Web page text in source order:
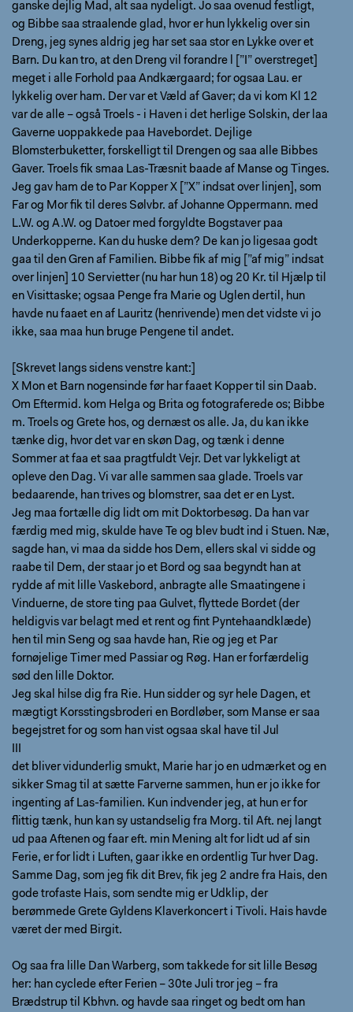
ganske dejlig Mad, alt saa nydeligt. Jo saa ovenud festligt,
og Bibbe saa straalende glad, hvor er hun lykkelig over sin
Dreng, jeg synes aldrig jeg har set saa stor en Lykke over et
Barn. Du kan tro, at den Dreng vil forandre l [”I” overstreget]
meget i alle Forhold paa Andkærgaard; for ogsaa Lau. er
lykkelig over ham. Der var et Væld af Gaver; da vi kom Kl 12
var de alle – også Troels - i Haven i det herlige Solskin, der laa
Gaverne uoppakkede paa Havebordet. Dejlige
Blomsterbuketter, forskelligt til Drengen og saa alle Bibbes
Gaver. Troels fik smaa Las-Træsnit baade af Manse og Tinges.
Jeg gav ham de to Par Kopper X [”X” indsat over linjen], som
Far og Mor fik til deres Sølvbr. af Johanne Oppermann. med
L.W. og A.W. og Datoer med forgyldte Bogstaver paa
Underkopperne. Kan du huske dem? De kan jo ligesaa godt
gaa til den Gren af Familien. Bibbe fik af mig [”af mig” indsat
over linjen] 10 Servietter (nu har hun 18) og 20 Kr. til Hjælp til
en Visittaske; ogsaa Penge fra Marie og Uglen dertil, hun
havde nu faaet en af Lauritz (henrivende) men det vidste vi jo
ikke, saa maa hun bruge Pengene til andet.
[Skrevet langs sidens venstre kant:]
X Mon et Barn nogensinde før har faaet Kopper til sin Daab.
Om Eftermid. kom Helga og Brita og fotograferede os; Bibbe
m. Troels og Grete hos, og dernæst os alle. Ja, du kan ikke
tænke dig, hvor det var en skøn Dag, og tænk i denne
Sommer at faa et saa pragtfuldt Vejr. Det var lykkeligt at
opleve den Dag. Vi var alle sammen saa glade. Troels var
bedaarende, han trives og blomstrer, saa det er en Lyst.
Jeg maa fortælle dig lidt om mit Doktorbesøg. Da han var
færdig med mig, skulde have Te og blev budt ind i Stuen. Næ,
sagde han, vi maa da sidde hos Dem, ellers skal vi sidde og
raabe til Dem, der staar jo et Bord og saa begyndt han at
rydde af mit lille Vaskebord, anbragte alle Smaatingene i
Vinduerne, de store ting paa Gulvet, flyttede Bordet (der
heldigvis var belagt med et rent og fint Pyntehaandklæde)
hen til min Seng og saa havde han, Rie og jeg et Par
fornøjelige Timer med Passiar og Røg. Han er forfærdelig
sød den lille Doktor.
Jeg skal hilse dig fra Rie. Hun sidder og syr hele Dagen, et
mægtigt Korsstingsbroderi en Bordløber, som Manse er saa
begejstret for og som han vist ogsaa skal have til Jul
III
det bliver vidunderlig smukt, Marie har jo en udmærket og en
sikker Smag til at sætte Farverne sammen, hun er jo ikke for
ingenting af Las-familien. Kun indvender jeg, at hun er for
flittig tænk, hun kan sy ustandselig fra Morg. til Aft. nej langt
ud paa Aftenen og faar eft. min Mening alt for lidt ud af sin
Ferie, er for lidt i Luften, gaar ikke en ordentlig Tur hver Dag.
Samme Dag, som jeg fik dit Brev, fik jeg 2 andre fra Hais, den
gode trofaste Hais, som sendte mig er Udklip, der
berømmede Grete Gyldens Klaverkoncert i Tivoli. Hais havde
været der med Birgit.
Og saa fra lille Dan Warberg, som takkede for sit lille Besøg
her: han cyclede efter Ferien – 30te Juli tror jeg – fra
Brædstrup til Kbhvn. og havde saa ringet og bedt om han